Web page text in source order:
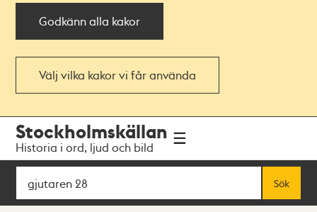
Godkänn alla kakor
Välj vilka kakor vi får använda
navigationen
huvudinnehållet
Stockholmskällan
Historia i ord, ljud och bild
Sök
Sök